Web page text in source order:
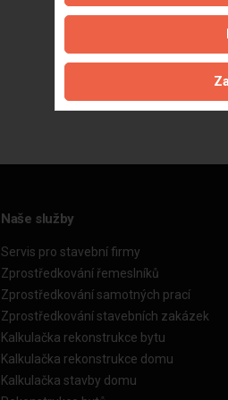
Aktualizováno z
Naše služby
Servis pro stavební firmy
Zprostředkování řemeslníků
Zprostředkování samotných prací
Zprostředkování stavebních zakázek
Kalkulačka rekonstrukce bytu
Kalkulačka rekonstrukce domu
Kalkulačka stavby domu